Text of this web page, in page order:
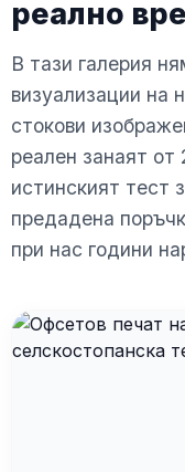
реално
В тази галерия
визуализации на
стокови
реален занаят
истинският тест
предадена
при нас години